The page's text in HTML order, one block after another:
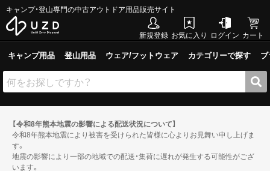
キャンプ・登山専門の中古アウトドア用品販売サイト
新規登録 お気に入り ログイン カート
キャンプ用品 登山用品 ウェア/フットウェア カテゴリーで探す
【令和8年熊本地震の影響による配送状況について】
令和8年熊本地震により被害を受けられた皆様に心よりお見舞い申し上げま
す。
地震の影響により一部の地域での配送・集荷に遅れが発生する可能性がござ
います。